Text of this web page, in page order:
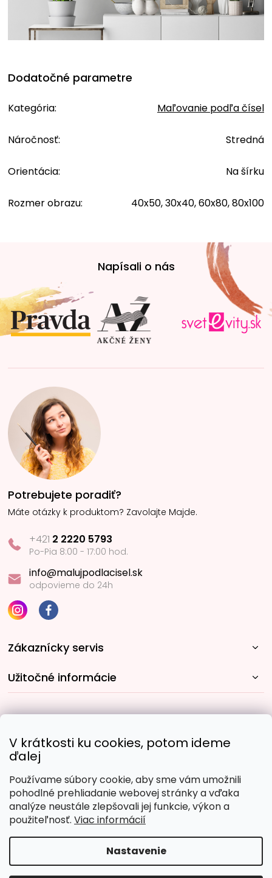
V krátkosti ku cookies, potom ideme
ďalej
Používame súbory cookie, aby sme vám umožnili
pohodlné prehliadanie webovej stránky a vďaka
analýze neustále zlepšovali jej funkcie, výkon a
použiteľnosť. Viac informácií
Nastavenie
Dodatočné parametre
Kategória: Maľovanie podľa čísel
Náročnosť: Stredná
Orientácia: Na šírku
Rozmer obrazu: 40x50, 30x40, 60x80, 80x100
t
i
e
Napísali o nás
Potrebujete poradiť?
Máte otázky k produktom? Zavolajte Majde.
+421 2 2220 5793
Po-Pia 8:00 - 17:00 hod.
info@malujpodlacisel.sk
odpovieme do 24h
Zákaznícky servis
Užitočné informácie
Obľúbené spôsoby platby:
Copyright 2026Malujpodlacisel.sk. Všetky práva